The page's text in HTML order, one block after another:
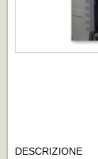
DESCRIZIONE